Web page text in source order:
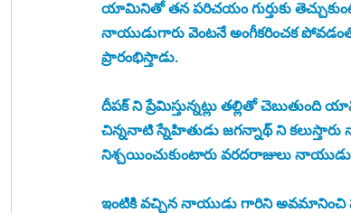
యామినితో తన పరిచయం గుర్తుకు
నాయుడుగారు వెంటనే అంగీకరించక
ప్రారంభిస్తాడు.
దీపక్ ని ప్రేమిస్తున్నట్లు తల్లితో
చిన్ననాటి స్నేహితుడు జగన్నాథ్ ని
నిశ్చయించుకుంటారు వరదరాజులు
ఇంటికి వచ్చిన నాయుడు గారిని అవమానించి